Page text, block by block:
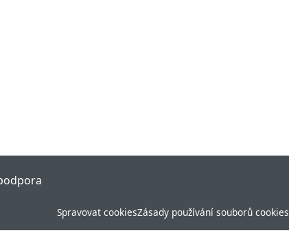
Spravovat cookiesZásady používání souborů cookies